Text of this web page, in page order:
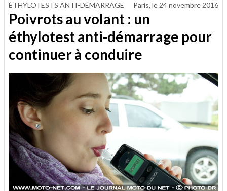
ÉTHYLOTESTS ANTI-DÉMARRAGE Paris, le 24 novembre 2016
Poivrots au volant : un
éthylotest anti-démarrage pour
continuer à conduire